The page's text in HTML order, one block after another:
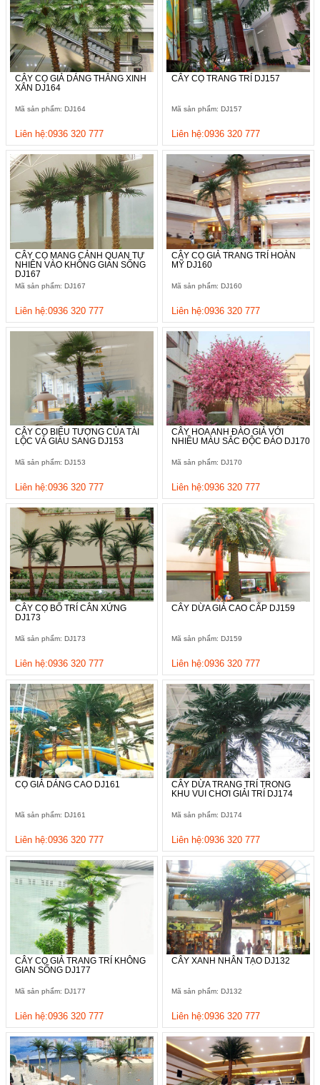
CÂY CỌ GIẢ DÁNG THẲNG XINH
XẮN DJ164
Mã sản phẩm: DJ164
Liên hệ:0936 320 777
CÂY CỌ TRANG TRÍ DJ157
Mã sản phẩm: DJ157
Liên hệ:0936 320 777
CÂY CỌ MANG CẢNH QUAN TỰ
NHIÊN VÀO KHÔNG GIAN SỐNG
DJ167
Mã sản phẩm: DJ167
Liên hệ:0936 320 777
CÂY CỌ GIẢ TRANG TRÍ HOÀN
MỸ DJ160
Mã sản phẩm: DJ160
Liên hệ:0936 320 777
CÂY CỌ BIỂU TƯỢNG CỦA TÀI
LỘC VÀ GIÀU SANG DJ153
Mã sản phẩm: DJ153
Liên hệ:0936 320 777
CÂY HOA ANH ĐÀO GIẢ VỚI
NHIỀU MÀU SẮC ĐỘC ĐÁO DJ170
Mã sản phẩm: DJ170
Liên hệ:0936 320 777
CÂY CỌ BỐ TRÍ CÂN XỨNG
DJ173
Mã sản phẩm: DJ173
Liên hệ:0936 320 777
CÂY DỪA GIẢ CAO CẤP DJ159
Mã sản phẩm: DJ159
Liên hệ:0936 320 777
CỌ GIẢ DÁNG CAO DJ161
Mã sản phẩm: DJ161
Liên hệ:0936 320 777
CÂY DỪA TRANG TRÍ TRONG
KHU VUI CHƠI GIẢI TRÍ DJ174
Mã sản phẩm: DJ174
Liên hệ:0936 320 777
CÂY CỌ GIẢ TRANG TRÍ KHÔNG
GIAN SỐNG DJ177
Mã sản phẩm: DJ177
Liên hệ:0936 320 777
CÂY XANH NHÂN TẠO DJ132
Mã sản phẩm: DJ132
Liên hệ:0936 320 777